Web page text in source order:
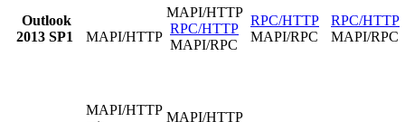
Outlook
2013 SP1
MAPI/HTTP
MAPI/HTTP
RPC/HTTP
MAPI/RPC
RPC/HTTP
MAPI/RPC
RPC/HTTP
MAPI/RPC
MAPI/HTTP MAPI/HTTP